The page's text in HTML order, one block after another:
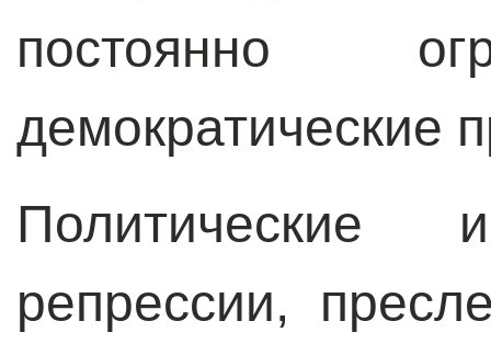
постоянно
демократические
Политические
репрессии,